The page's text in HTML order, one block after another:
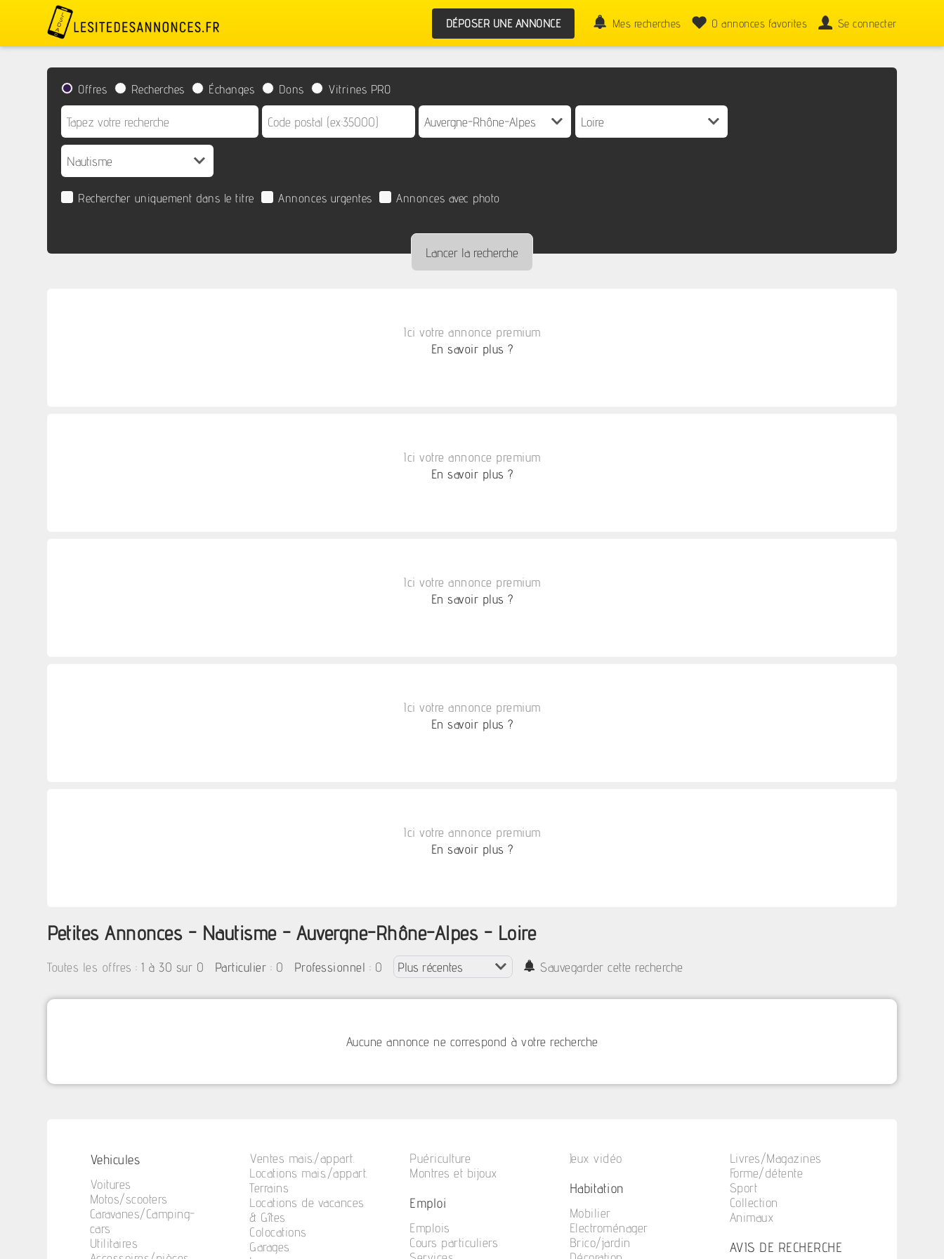
DÉPOSER UNE ANNONCE Mes recherches 0 annonces favorites Se connecter
Offres Recherches Échanges Dons Vitrines PRO
Rechercher uniquement dans le titre Annonces urgentes Annonces avec photo
Ici votre annonce premium
En savoir plus ?
Ici votre annonce premium
En savoir plus ?
Ici votre annonce premium
En savoir plus ?
Ici votre annonce premium
En savoir plus ?
Ici votre annonce premium
En savoir plus ?
Petites Annonces - Nautisme - Auvergne-Rhône-Alpes - Loire
Toutes les offres :1 à 30 sur 0 Particulier : 0 Professionnel : 0 Sauvegarder cette recherche
Aucune annonce ne correspond à votre recherche
Vehicules
Voitures
Motos/scooters
Caravanes/Camping-
cars
Utilitaires
Ventes mais./appart.
Locations mais./appart.
Terrains
Locations de vacances
& Gîtes
Colocations
Garages
Puériculture
Montres et bijoux
Emploi
Emplois
Cours particuliers
Jeux vidéo
Habitation
Mobilier
Electroménager
Brico/jardin
Livres/Magazines
Forme/détente
Sport
Collection
Animaux
AVIS DE RECHERCHE